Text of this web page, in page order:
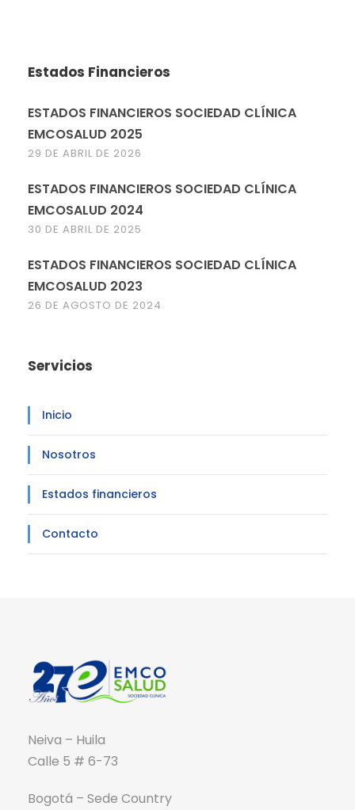
Estados Financieros
ESTADOS FINANCIEROS SOCIEDAD CLÍNICA
EMCOSALUD 2025
29 DE ABRIL DE 2026
ESTADOS FINANCIEROS SOCIEDAD CLÍNICA
EMCOSALUD 2024
30 DE ABRIL DE 2025
ESTADOS FINANCIEROS SOCIEDAD CLÍNICA
EMCOSALUD 2023
26 DE AGOSTO DE 2024
Servicios
Inicio
Nosotros
Estados financieros
Contacto
Neiva – Huila
Calle 5 # 6-73
Bogotá – Sede Country